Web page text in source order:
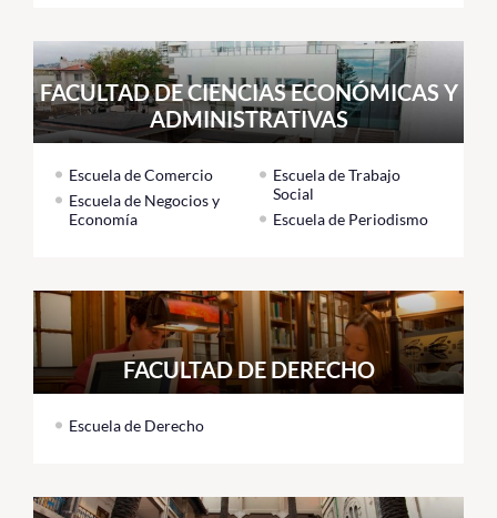
FACULTAD DE CIENCIAS ECONÓMICAS Y
ADMINISTRATIVAS
Escuela de Comercio
Escuela de Negocios y
Economía
Escuela de Trabajo
Social
Escuela de Periodismo
FACULTAD DE DERECHO
Escuela de Derecho